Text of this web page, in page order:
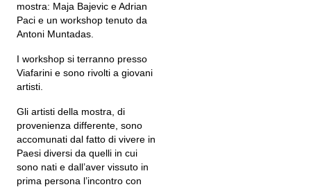
mostra: Maja Bajevic e Adrian
Paci e un workshop tenuto da
Antoni Muntadas.
I workshop si terranno presso
Viafarini e sono rivolti a giovani
artisti.
Gli artisti della mostra, di
provenienza differente, sono
accomunati dal fatto di vivere in
Paesi diversi da quelli in cui
sono nati e dall’aver vissuto in
prima persona l’incontro con